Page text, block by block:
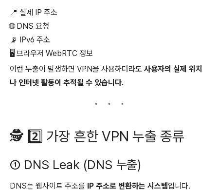
📍 실제 IP 주소
🌐 DNS 요청
📡 IPv6 주소
🖥 브라우저 WebRTC 정보
이런 누출이 발생하면 VPN을 사용하더라도 사용자의 실제 위치
나 인터넷 활동이 추적될 수 있습니다.
🕵️ 2️⃣ 가장 흔한 VPN 누출 종류
① DNS Leak (DNS 누출)
DNS는 웹사이트 주소를 IP 주소로 변환하는 시스템입니다.